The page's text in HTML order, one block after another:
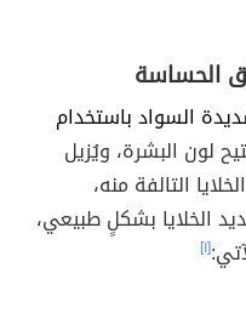
الحساسة
السواد باستخدام
لون البشرة، ويُزيل
التالفة منه،
الخلايا بشكلٍ طبيعي،
[١]